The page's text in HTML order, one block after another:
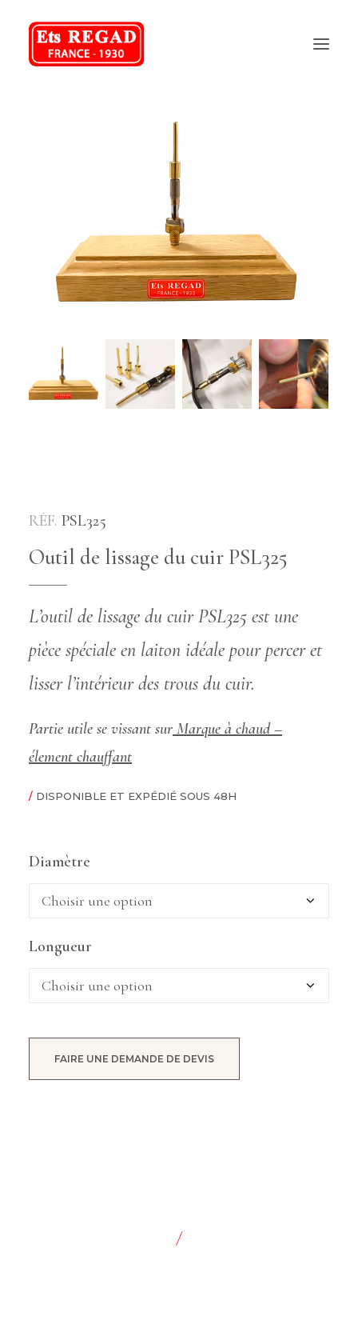
REGAD
NOS PRODUITS
RÉF. PSL325
Outil de lissage du cuir PSL325
L’outil de lissage du cuir PSL325 est une
pièce spéciale en laiton idéale pour percer et
lisser l’intérieur des trous du cuir.
Partie utile se vissant sur Marque à chaud –
élement chauffant
/ DISPONIBLE ET EXPÉDIÉ SOUS 48H
Diamètre
Longueur
FAIRE UNE DEMANDE DE DEVIS
/